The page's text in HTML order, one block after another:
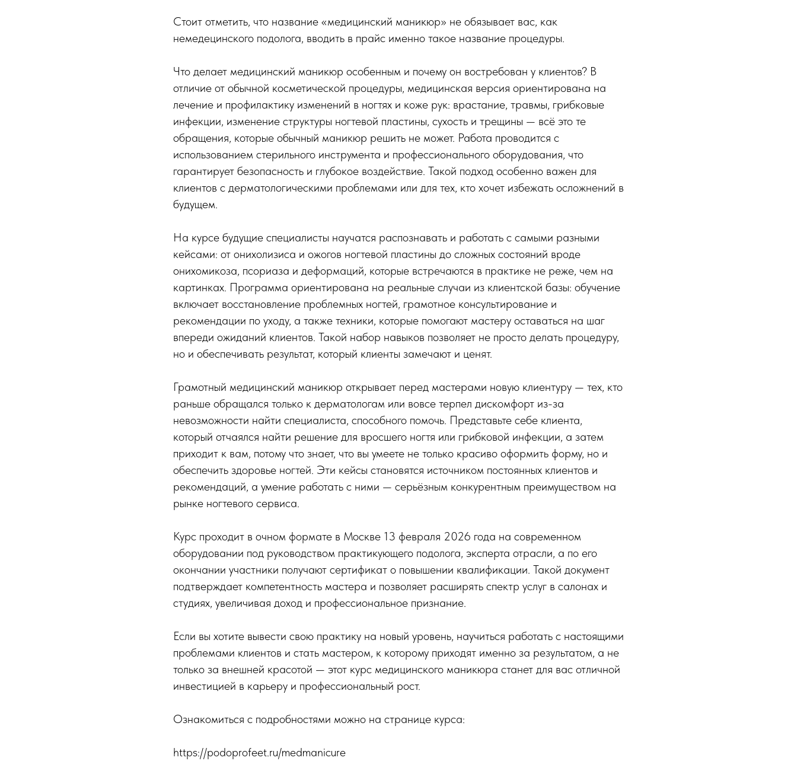
Стоит отметить, что название «медицинский маникюр» не обязывает вас, как
немедецинского подолога, вводить в прайс именно такое название процедуры.
Что делает медицинский маникюр особенным и почему он востребован у клиентов? В
отличие от обычной косметической процедуры, медицинская версия ориентирована на
лечение и профилактику изменений в ногтях и коже рук: врастание, травмы, грибковые
инфекции, изменение структуры ногтевой пластины, сухость и трещины — всё это те
обращения, которые обычный маникюр решить не может. Работа проводится с
использованием стерильного инструмента и профессионального оборудования, что
гарантирует безопасность и глубокое воздействие. Такой подход особенно важен для
клиентов с дерматологическими проблемами или для тех, кто хочет избежать осложнений в
будущем.
На курсе будущие специалисты научатся распознавать и работать с самыми разными
кейсами: от онихолизиса и ожогов ногтевой пластины до сложных состояний вроде
онихомикоза, псориаза и деформаций, которые встречаются в практике не реже, чем на
картинках. Программа ориентирована на реальные случаи из клиентской базы: обучение
включает восстановление проблемных ногтей, грамотное консультирование и
рекомендации по уходу, а также техники, которые помогают мастеру оставаться на шаг
впереди ожиданий клиентов. Такой набор навыков позволяет не просто делать процедуру,
но и обеспечивать результат, который клиенты замечают и ценят.
Грамотный медицинский маникюр открывает перед мастерами новую клиентуру — тех, кто
раньше обращался только к дерматологам или вовсе терпел дискомфорт из-за
невозможности найти специалиста, способного помочь. Представьте себе клиента,
который отчаялся найти решение для вросшего ногтя или грибковой инфекции, а затем
приходит к вам, потому что знает, что вы умеете не только красиво оформить форму, но и
обеспечить здоровье ногтей. Эти кейсы становятся источником постоянных клиентов и
рекомендаций, а умение работать с ними — серьёзным конкурентным преимуществом на
рынке ногтевого сервиса.
Курс проходит в очном формате в Москве 13 февраля 2026 года на современном
оборудовании под руководством практикующего подолога, эксперта отрасли, а по его
окончании участники получают сертификат о повышении квалификации. Такой документ
подтверждает компетентность мастера и позволяет расширять спектр услуг в салонах и
студиях, увеличивая доход и профессиональное признание.
Если вы хотите вывести свою практику на новый уровень, научиться работать с настоящими
проблемами клиентов и стать мастером, к которому приходят именно за результатом, а не
только за внешней красотой — этот курс медицинского маникюра станет для вас отличной
инвестицией в карьеру и профессиональный рост.
Ознакомиться с подробностями можно на странице курса:
https://podoprofeet.ru/medmanicure